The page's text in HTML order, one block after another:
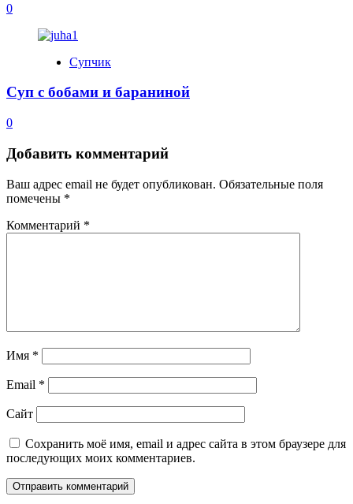
0
Супчик
Суп с бобами и бараниной
0
Добавить комментарий
Ваш адрес email не будет опубликован. Обязательные поля
помечены *
Комментарий *
Имя *
Email *
Сайт
Сохранить моё имя, email и адрес сайта в этом браузере для
последующих моих комментариев.